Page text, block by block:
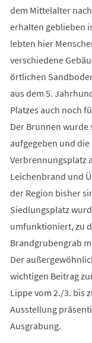
dem Mittelalter
erhalten geblieben
lebten hier
verschiedene
örtlichen
aus dem 5.
Platzes auch noch
Der Brunnen
aufgegeben und
Verbrennungsplatz
Leichenbrand und
der Region bisher
Siedlungsplatz
umfunktioniert, zu
Brandgrubengrab
Der
wichtigen Beitrag
Lippe vom 2./3. bis
Ausstellung
Ausgrabung.